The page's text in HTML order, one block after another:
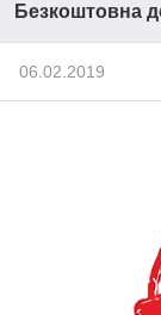
Безкоштовна
06.02.2019